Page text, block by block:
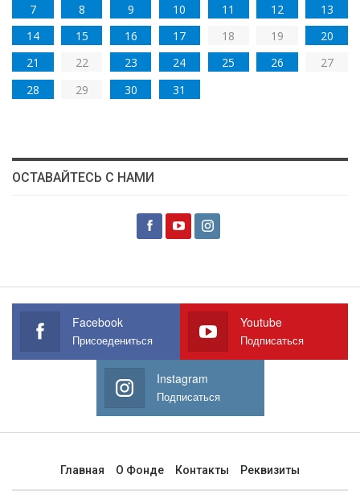
7
8 9 10 11 12
13
14
15 16 17 18 19
20
21
22 23 24 25 26
27
28
29 30 31
ОСТАВАЙТЕСЬ С НАМИ
Facebook
Присоедениться
Youtube
Подписаться
Instagram
Подписаться
Главная О Фонде Контакты Реквизиты